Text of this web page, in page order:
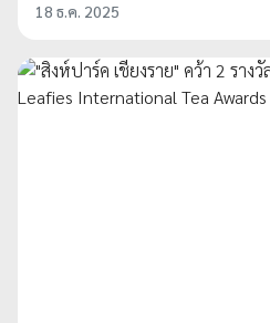
18 ธ.ค. 2025